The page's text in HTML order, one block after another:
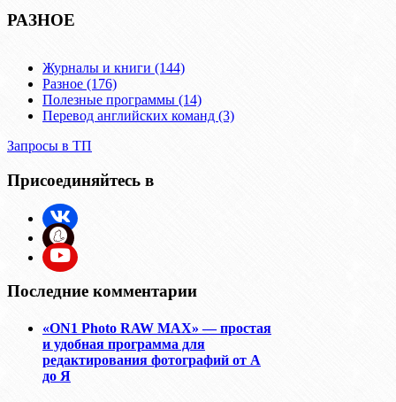
РАЗНОЕ
Журналы и книги (144)
Разное (176)
Полезные программы (14)
Перевод английских команд (3)
Запросы в ТП
Присоединяйтесь в
Последние комментарии
«ON1 Photo RAW MAX» — простая
и удобная программа для
редактирования фотографий от А
до Я